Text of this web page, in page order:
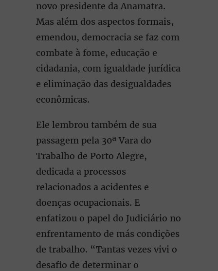
novo presidente da Anamatra.
Mas além dos aspectos formais,
emendou, democracia se faz com
combate à fome, educação e
cidadania, com igualdade jurídica
e eliminação das desigualdades
econômicas.
Ele lembrou também de sua
passagem pela 30ª Vara do
Trabalho de Porto Alegre,
dedicada a processos
relacionados a acidentes e
doenças ocupacionais. E
enfatizou o papel do Judiciário no
enfrentamento de más condições
de trabalho. “Tantas vezes vivi o
desafio de determinar o